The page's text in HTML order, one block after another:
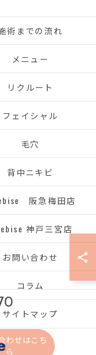
わせはこち
ら
術までの流れ
メニュー
リクルート
フェイシャル
毛穴
背中ニキビ
阪急梅田店
神戸三宮店
お問い合わせ
コラム
サイトマップ